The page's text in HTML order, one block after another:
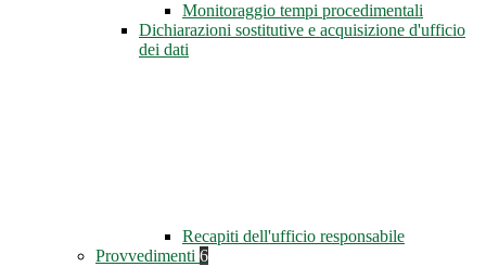
Monitoraggio tempi procedimentali
Dichiarazioni sostitutive e acquisizione d'ufficio
dei dati
Recapiti dell'ufficio responsabile
Provvedimenti 6